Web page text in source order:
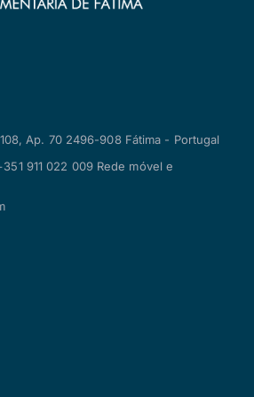
Ap. 70 2496-908 Fátima - Portugal
911 022 009 Rede móvel e